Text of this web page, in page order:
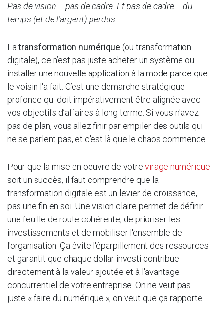
Pas de vision = pas de cadre. Et pas de cadre = du
temps (et de l’argent) perdus.
La transformation numérique (ou transformation
digitale), ce n’est pas juste acheter un système ou
installer une nouvelle application à la mode parce que
le voisin l'a fait. C’est une démarche stratégique
profonde qui doit impérativement être alignée avec
vos objectifs d’affaires à long terme. Si vous n'avez
pas de plan, vous allez finir par empiler des outils qui
ne se parlent pas, et c'est là que le chaos commence.
Pour que la mise en oeuvre de votre virage numérique
soit un succès, il faut comprendre que la
transformation digitale est un levier de croissance,
pas une fin en soi. Une vision claire permet de définir
une feuille de route cohérente, de prioriser les
investissements et de mobiliser l'ensemble de
l'organisation. Ça évite l'éparpillement des ressources
et garantit que chaque dollar investi contribue
directement à la valeur ajoutée et à l'avantage
concurrentiel de votre entreprise. On ne veut pas
juste « faire du numérique », on veut que ça rapporte.